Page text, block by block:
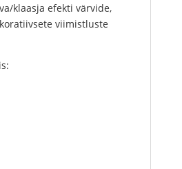
klaasja efekti värvide,
viimistluste